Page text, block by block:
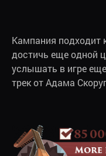
Кампания подходит
достичь еще одной
услышать в игре
трек от Адама